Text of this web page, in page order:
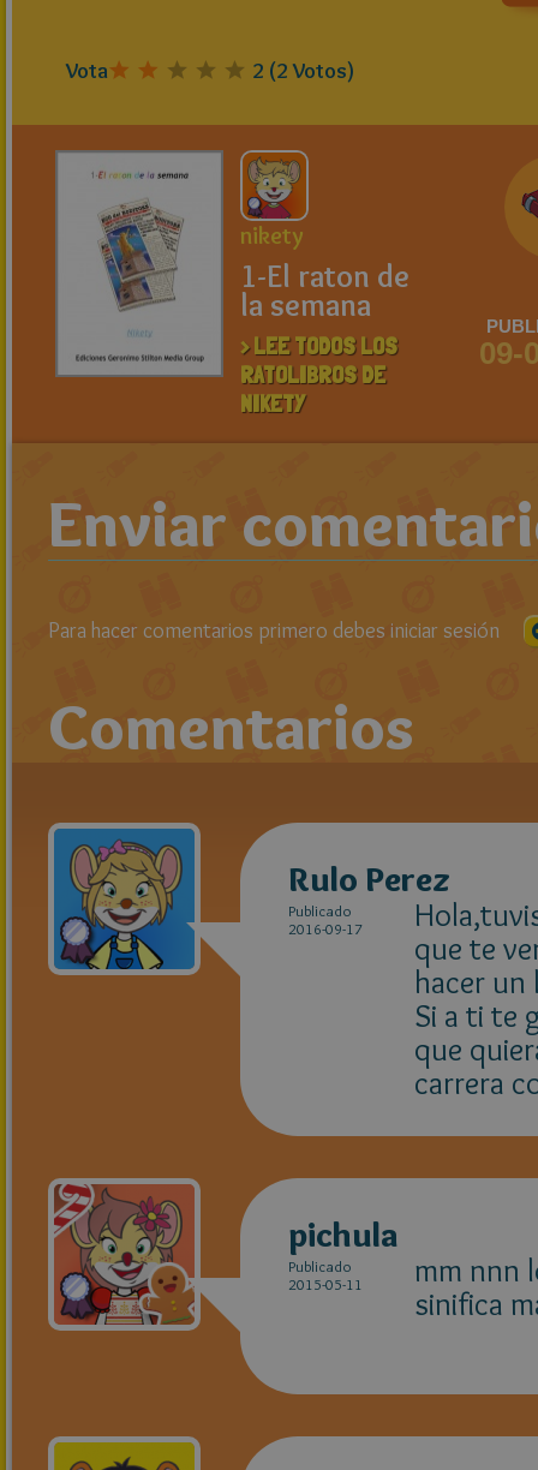
Vota 2 (2Votos)
nikety
1-El raton de
la semana
> LEE TODOS LOS
RATOLIBROS DE
NIKETY
09-
Enviar
Para hacer comentarios primero debes iniciar sesión
Comentarios
Rulo Perez
Publicado
2016-09-17
que te
hacer un
Si a ti te
que
carrera
pichula
Publicado
2015-05-11
mm nnn
sinifica